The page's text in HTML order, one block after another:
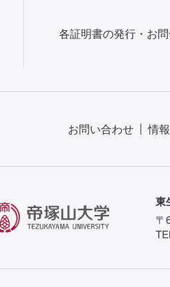
各証明書の発行・お
お問い合わせ 情
東
〒